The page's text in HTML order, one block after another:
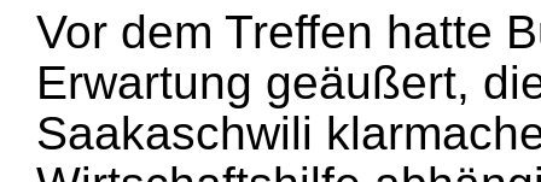
Vor dem Treffen hatte
Erwartung geäußert,
Saakaschwili